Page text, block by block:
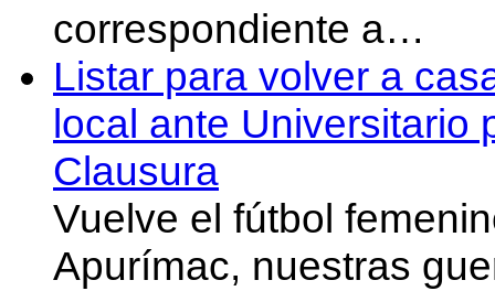
correspondiente a…
Listar para volver a
local ante Universitario
Clausura
Vuelve el fútbol
Apurímac, nuestras